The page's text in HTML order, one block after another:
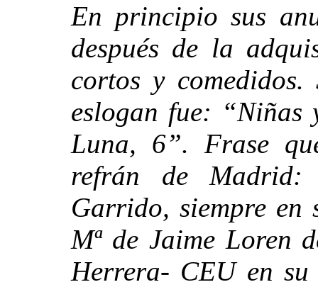
En principio sus
después de la
cortos y
eslogan fue: “Niñas
Luna, 6”. Frase
refrán de
Garrido, siempre en
Mª de Jaime Loren
Herrera- CEU en